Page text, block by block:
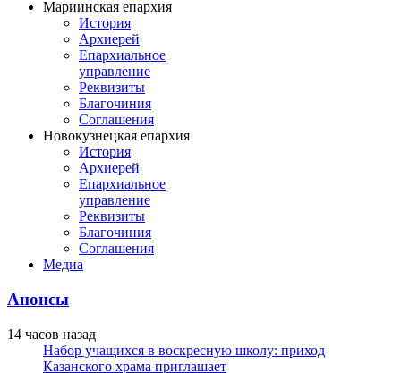
Мариинская епархия
История
Архиерей
Епархиальное
управление
Реквизиты
Благочиния
Соглашения
Новокузнецкая епархия
История
Архиерей
Епархиальное
управление
Реквизиты
Благочиния
Соглашения
Медиа
Анонсы
14 часов назад
Набор учащихся в воскресную школу: приход
Казанского храма приглашает